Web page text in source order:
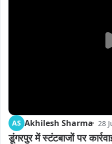
AS Akhilesh Sharma 28
डूंगरपुर में स्टंटबाजों पर